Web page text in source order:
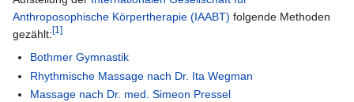
springen
springen
Anthroposophische Körpertherapie (IAABT) folgende Methoden
gezählt:[1]
Bothmer Gymnastik
Rhythmische Massage nach Dr. Ita Wegman
Massage nach Dr. med. Simeon Pressel